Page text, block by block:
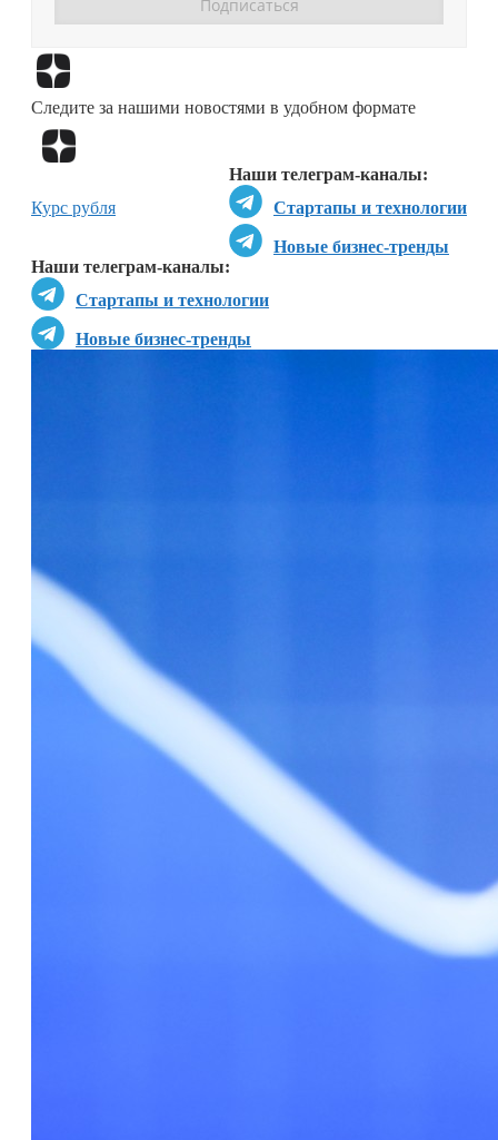
Следите за нашими новостями в удобном формате
Наши телеграм-каналы:
Стартапы и технологии
Новые бизнес-тренды
Наши телеграм-каналы:
Стартапы и технологии
Новые бизнес-тренды
Курс рубля